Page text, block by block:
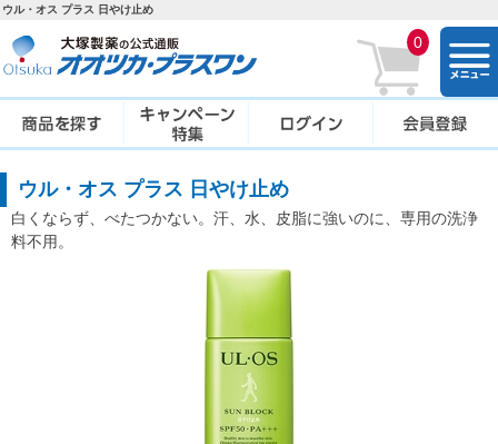
ウル・オス プラス 日やけ止め
0
ウル・オス プラス 日やけ止め
白くならず、べたつかない。汗、水、皮脂に強いのに、専用の洗浄
料不用。